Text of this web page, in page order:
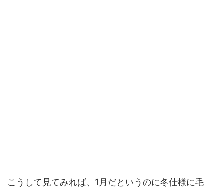
こうして見てみれば、1月だというのに冬仕様に毛